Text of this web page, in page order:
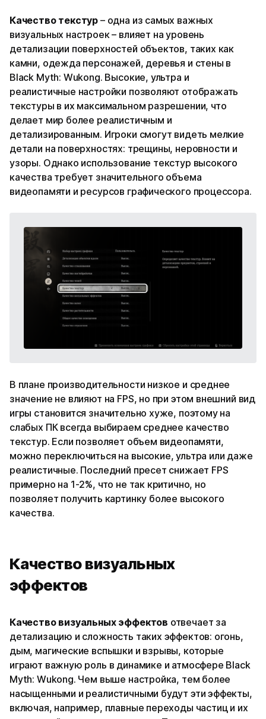
Качество текстур – одна из самых важных
визуальных настроек – влияет на уровень
детализации поверхностей объектов, таких как
камни, одежда персонажей, деревья и стены в
Black Myth: Wukong. Высокие, ультра и
реалистичные настройки позволяют отображать
текстуры в их максимальном разрешении, что
делает мир более реалистичным и
детализированным. Игроки смогут видеть мелкие
детали на поверхностях: трещины, неровности и
узоры. Однако использование текстур высокого
качества требует значительного объема
видеопамяти и ресурсов графического процессора.
В плане производительности низкое и среднее
значение не влияют на FPS, но при этом внешний вид
игры становится значительно хуже, поэтому на
слабых ПК всегда выбираем среднее качество
текстур. Если позволяет объем видеопамяти,
можно переключиться на высокие, ультра или даже
реалистичные. Последний пресет снижает FPS
примерно на 1-2%, что не так критично, но
позволяет получить картинку более высокого
качества.
Качество визуальных
эффектов
Качество визуальных эффектов отвечает за
детализацию и сложность таких эффектов: огонь,
дым, магические вспышки и взрывы, которые
играют важную роль в динамике и атмосфере Black
Myth: Wukong. Чем выше настройка, тем более
насыщенными и реалистичными будут эти эффекты,
включая, например, плавные переходы частиц и их